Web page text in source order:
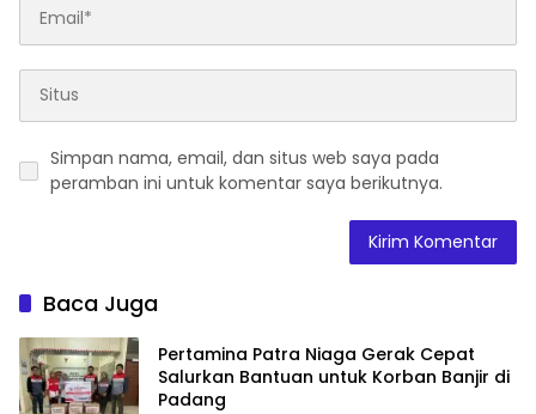
Simpan nama, email, dan situs web saya pada
peramban ini untuk komentar saya berikutnya.
Baca Juga
Pertamina Patra Niaga Gerak Cepat
Salurkan Bantuan untuk Korban Banjir di
Padang